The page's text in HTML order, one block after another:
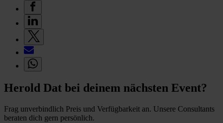
Herold Dat bei deinem nächsten Event?
Frag unverbindlich Preis und Verfügbarkeit an. Unsere Consultants
beraten dich gern persönlich.